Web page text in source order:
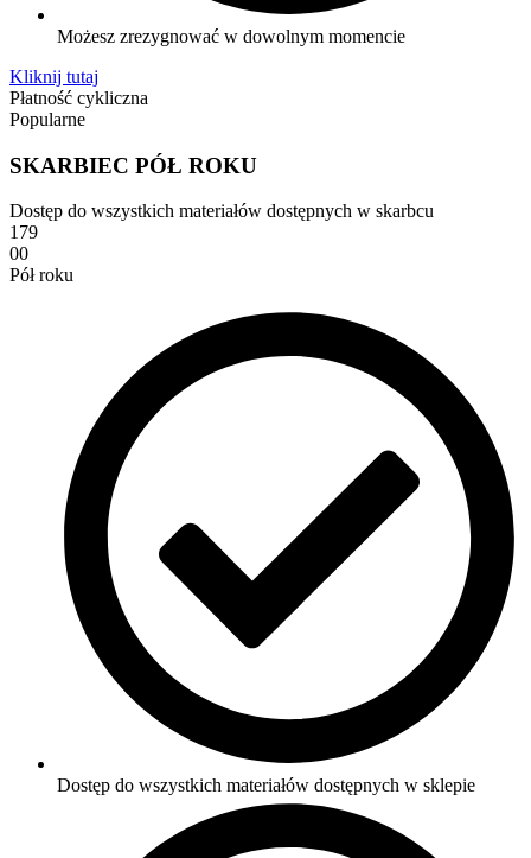
Możesz zrezygnować w dowolnym momencie
Kliknij tutaj
Płatność cykliczna
Popularne
SKARBIEC PÓŁ ROKU
Dostęp do wszystkich materiałów dostępnych w skarbcu
179
00
Pół roku
Dostęp do wszystkich materiałów dostępnych w sklepie